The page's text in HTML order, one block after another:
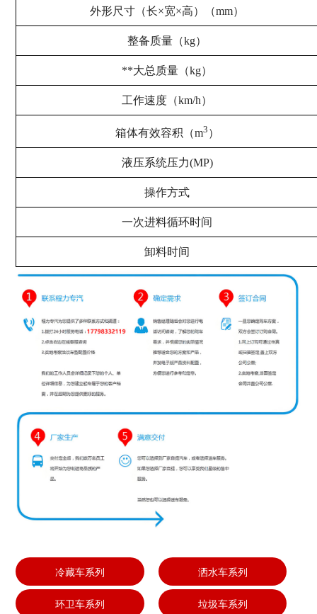
外形尺寸（长×宽×高）（mm）
整备质量（kg）
**大总质量（kg）
工作速度（km/h）
箱体有效容积（m3 ）
液压系统压力(MP)
操作方式
一次进料循环时间
卸料时间
冷藏车系列 洒水车系列
环卫车系列 垃圾车系列